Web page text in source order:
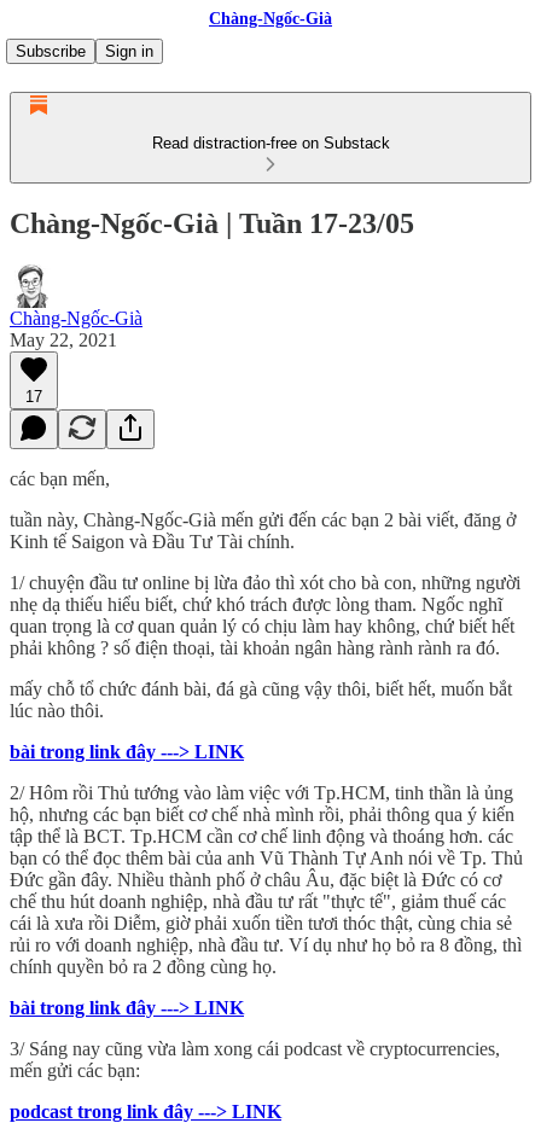
Chàng-Ngốc-Già
Subscribe
Sign in
Read distraction-free on Substack
Chàng-Ngốc-Già | Tuần 17-23/05
Chàng-Ngốc-Già
May 22, 2021
17
các bạn mến,
tuần này, Chàng-Ngốc-Già mến gửi đến các bạn 2 bài viết, đăng ở
Kinh tế Saigon và Đầu Tư Tài chính.
1/ chuyện đầu tư online bị lừa đảo thì xót cho bà con, những người
nhẹ dạ thiếu hiểu biết, chứ khó trách được lòng tham. Ngốc nghĩ
quan trọng là cơ quan quản lý có chịu làm hay không, chứ biết hết
phải không ? số điện thoại, tài khoản ngân hàng rành rành ra đó.
mấy chỗ tổ chức đánh bài, đá gà cũng vậy thôi, biết hết, muốn bắt
lúc nào thôi.
bài trong link đây ---> LINK
2/ Hôm rồi Thủ tướng vào làm việc với Tp.HCM, tinh thần là ủng
hộ, nhưng các bạn biết cơ chế nhà mình rồi, phải thông qua ý kiến
tập thể là BCT. Tp.HCM cần cơ chế linh động và thoáng hơn. các
bạn có thể đọc thêm bài của anh Vũ Thành Tự Anh nói về Tp. Thủ
Đức gần đây. Nhiều thành phố ở châu Âu, đặc biệt là Đức có cơ
chế thu hút doanh nghiệp, nhà đầu tư rất "thực tế", giảm thuế các
cái là xưa rồi Diễm, giờ phải xuốn tiền tươi thóc thật, cùng chia sẻ
rủi ro với doanh nghiệp, nhà đầu tư. Ví dụ như họ bỏ ra 8 đồng, thì
chính quyền bỏ ra 2 đồng cùng họ.
bài trong link đây ---> LINK
3/ Sáng nay cũng vừa làm xong cái podcast về cryptocurrencies,
mến gửi các bạn:
podcast trong link đây ---> LINK